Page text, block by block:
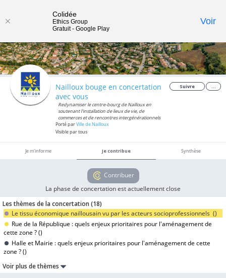
Toggle
Nailloux bouge en concertation
avec vous
Redynamiser le centre-bourg de Nailloux en
soutenant l'installation de lieux de vie, de
commerces et de rencontres intergénérationnels
Porté parVille de Nailloux
Visible par tous
Suivre ...
Je m'informe Je contribue Synthèse
Contribuer
La phase de concertation est actuellement close
Les thèmes de la concertation (18)
Le tissu économique naillousain vu par les acteurs socioprofessionnels ()
Rue de la République : quels enjeux prioritaires pour l'aménagement de
cette zone ? ()
Halle et Mairie : quels enjeux prioritaires pour l'aménagement de cette
zone ? ()
Voir plus de thèmes
Colidée
Ethics Group
Gratuit - Google Play
Voir